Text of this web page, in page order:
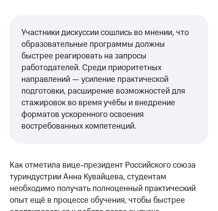
Участники дискуссии сошлись во мнении, что
образовательные программы должны
быстрее реагировать на запросы
работодателей. Среди приоритетных
направлений — усиление практической
подготовки, расширение возможностей для
стажировок во время учёбы и внедрение
форматов ускоренного освоения
востребованных компетенций.
Как отметила вице-президент Российского союза
туриндустрии Анна Кувайцева, студентам
необходимо получать полноценный практический
опыт ещё в процессе обучения, чтобы быстрее